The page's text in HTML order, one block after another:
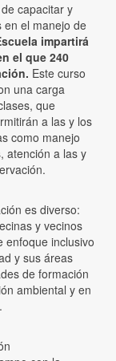
capacitar y
en el manejo de
impartirá
el que 240
Este curso
una carga
que
a las y los
como manejo
atención a las y
es diverso:
y vecinos
enfoque inclusivo
y sus áreas
de formación
ambiental y en